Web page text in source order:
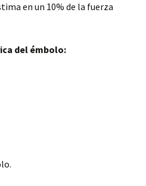
en un 10% de la fuerza
del émbolo: